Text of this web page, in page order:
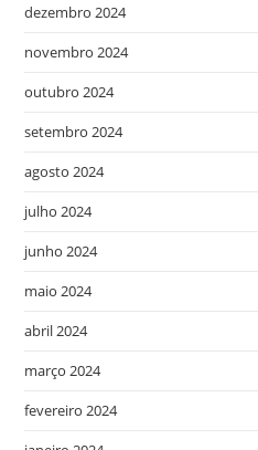
dezembro 2024
novembro 2024
outubro 2024
setembro 2024
agosto 2024
julho 2024
junho 2024
maio 2024
abril 2024
março 2024
fevereiro 2024